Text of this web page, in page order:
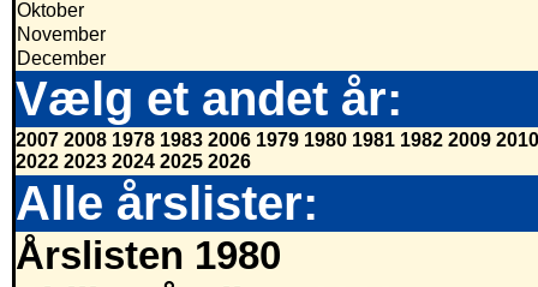
Oktober
November
December
Vælg et andet år:
2007 2008 1978 1983 2006 1979 1980 1981 1982 2009 2010
2022 2023 2024 2025 2026
Alle årslister:
Årslisten 1980